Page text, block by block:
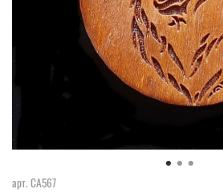
арт. СА567